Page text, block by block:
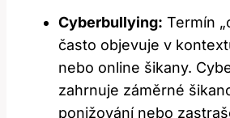
Cyberbullying: Termín
často objevuje v
nebo online šikany.
zahrnuje záměrné
ponižování nebo